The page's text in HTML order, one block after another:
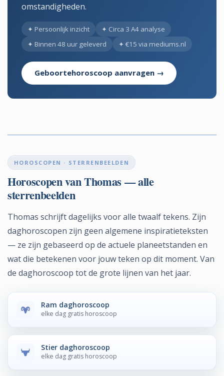
omstandigheden.
✦ Persoonlijk inzicht
✦ Circa 3 A4 analyse
✦ Binnen 48 uur geleverd
✦ €15 via mediums.nl
Geboortehoroscoop aanvragen →
HOROSCOPEN · STERRENBEELDEN
Horoscopen van Thomas — alle
sterrenbeelden
Thomas schrijft dagelijks voor alle twaalf tekens. Zijn
daghoroscopen zijn geen algemene inspiratieteksten
— ze zijn gebaseerd op de actuele planeetstanden en
wat die betekenen voor jouw teken op dit moment. Van
de daghoroscoop tot de grote lijnen van het jaar.
Ram daghoroscoop
elke dag gratis horoscoop
Stier daghoroscoop
elke dag gratis horoscoop